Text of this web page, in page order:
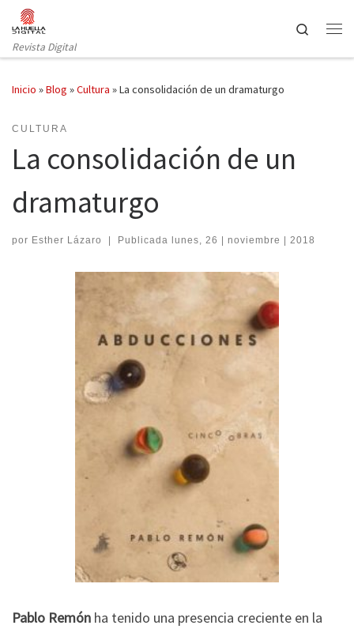
Saltar al contenido
Revista Digital
Search
Inicio »Blog »Cultura »La consolidación de un dramaturgo
CULTURA
La consolidación de un
dramaturgo
por Esther Lázaro | Publicada lunes, 26 | noviembre | 2018
Pablo Remón ha tenido una presencia creciente en la